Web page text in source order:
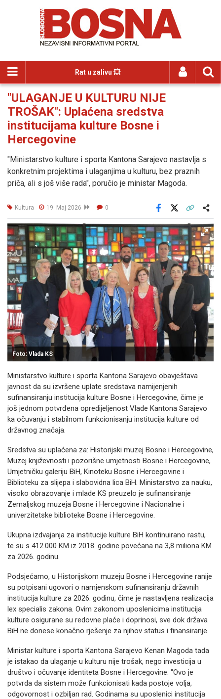
Rat u zalivu 💥
"ULAGANJE U KULTURU NIJE
TROŠAK": Uplaćena sredstva
institucijama kulture Bosne i
Hercegovine
"Ministarstvo kulture i sporta Kantona Sarajevo nastavlja s
konkretnim projektima i ulaganjima u kulturu, bez praznih
priča, ali s još više rada", poručio je ministar Magoda.
Kultura 19. Maj 2026 0
Facebook
Foto: Vlada KS
Ministarstvo kulture i sporta Kantona Sarajevo obavještava
javnost da su izvršene uplate sredstava namijenjenih
sufinansiranju institucija kulture Bosne i Hercegovine, čime je
još jednom potvrđena opredijeljenost Vlade Kantona Sarajevo
ka očuvanju i stabilnom funkcionisanju institucija kulture od
državnog značaja.
Sredstva su uplaćena za: Historijski muzej Bosne i Hercegovine,
Muzej književnosti i pozorišne umjetnosti Bosne i Hercegovine,
Umjetničku galeriju BiH, Kinoteku Bosne i Hercegovine i
Biblioteku za slijepa i slabovidna lica BiH. Ministarstvo za nauku,
visoko obrazovanje i mlade KS preuzelo je sufinansiranje
Zemaljskog muzeja Bosne i Hercegovine i Nacionalne i
univerzitetske biblioteke Bosne i Hercegovine.
Ukupna izdvajanja za institucije kulture BiH kontinuirano rastu,
te su s 412.000 KM iz 2018. godine povećana na 3,8 miliona KM
za 2026. godinu.
Podsjećamo, u Historijskom muzeju Bosne i Hercegovine ranije
su potpisani ugovori o namjenskom sufinansiranju državnih
institucija kulture za 2026. godinu, čime je nastavljena realizacija
lex specialis zakona. Ovim zakonom uposlenicima institucija
kulture osigurane su redovne plaće i doprinosi, sve dok država
BiH ne donese konačno rješenje za njihov status i finansiranje.
Ministar kulture i sporta Kantona Sarajevo Kenan Magoda tada
je istakao da ulaganje u kulturu nije trošak, nego investicija u
društvo i očuvanje identiteta Bosne i Hercegovine. "Ovo je
potvrda da sistem može funkcionisati kada postoje volja,
odgovornost i ozbiljan rad. Godinama su uposlenici institucija